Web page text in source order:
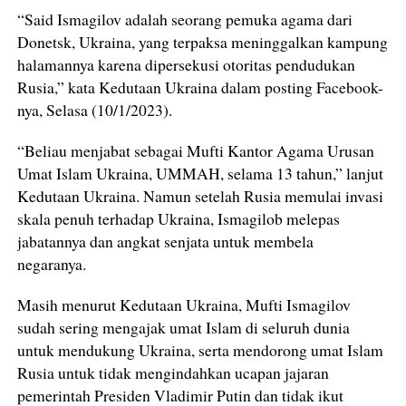
“Said Ismagilov adalah seorang pemuka agama dari
Donetsk, Ukraina, yang terpaksa meninggalkan kampung
halamannya karena dipersekusi otoritas pendudukan
Rusia,” kata Kedutaan Ukraina dalam posting Facebook-
nya, Selasa (10/1/2023).
“Beliau menjabat sebagai Mufti Kantor Agama Urusan
Umat Islam Ukraina, UMMAH, selama 13 tahun,” lanjut
Kedutaan Ukraina. Namun setelah Rusia memulai invasi
skala penuh terhadap Ukraina, Ismagilob melepas
jabatannya dan angkat senjata untuk membela
negaranya.
Masih menurut Kedutaan Ukraina, Mufti Ismagilov
sudah sering mengajak umat Islam di seluruh dunia
untuk mendukung Ukraina, serta mendorong umat Islam
Rusia untuk tidak mengindahkan ucapan jajaran
pemerintah Presiden Vladimir Putin dan tidak ikut